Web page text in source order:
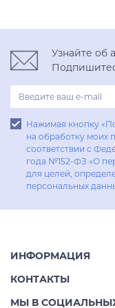
Узнайте об
Нажимая кнопку
на обработку моих
соответствии с
года №152-ФЗ «О
для целей,
персональных
Аксессуары
Гостиные
ИНФОРМАЦИЯ
Акции
КОНТАКТЫ
Телефон: 8 (800)
МЫ В